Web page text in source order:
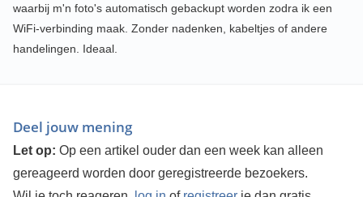
waarbij m'n foto's automatisch gebackupt worden zodra ik een
WiFi-verbinding maak. Zonder nadenken, kabeltjes of andere
handelingen. Ideaal.
Deel jouw mening
Let op: Op een artikel ouder dan een week kan alleen
gereageerd worden door geregistreerde bezoekers.